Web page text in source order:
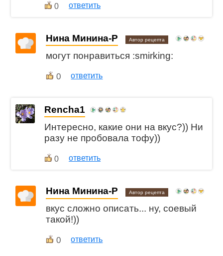
0 ответить
Нина Минина-Р Автор рецепта
могут понравиться :smirking:
0 ответить
Rencha1
Интересно, какие они на вкус?)) Ни
разу не пробовала тофу))
0 ответить
Нина Минина-Р Автор рецепта
вкус сложно описать... ну, соевый
такой!))
0 ответить